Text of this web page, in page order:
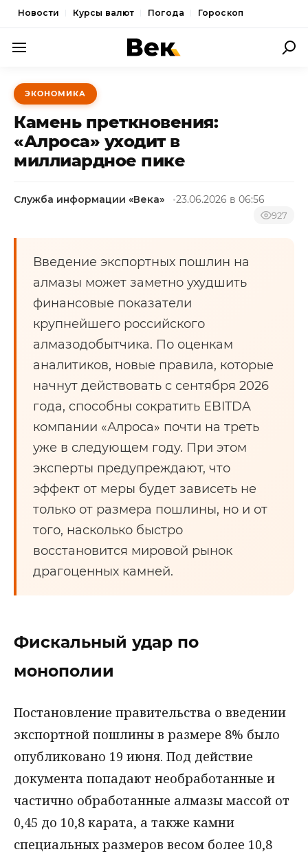
Новости Курсы валют Погода Гороскоп
ПОЛИТИКА
ЭКОНОМИКА
ОБЩЕСТВО
СПОРТ
ЭКОНОМИКА
Камень преткновения:
«Алроса» уходит в
миллиардное пике
Служба информации «Века» 23.06.2026 в 06:56
927
Введение экспортных пошлин на
алмазы может заметно ухудшить
финансовые показатели
крупнейшего российского
алмазодобытчика. По оценкам
аналитиков, новые правила, которые
начнут действовать с сентября 2026
года, способны сократить EBITDA
компании «Алроса» почти на треть
уже в следующем году. При этом
эксперты предупреждают, что
эффект от меры будет зависеть не
только от размера пошлины, но и от
того, насколько быстро
восстановится мировой рынок
драгоценных камней.
Фискальный удар по
монополии
Постановление правительства о введении
экспортной пошлины в размере 8% было
опубликовано 19 июня. Под действие
документа попадают необработанные и
частично обработанные алмазы массой от
0,45 до 10,8 карата, а также камни
специальных размеров весом более 10,8